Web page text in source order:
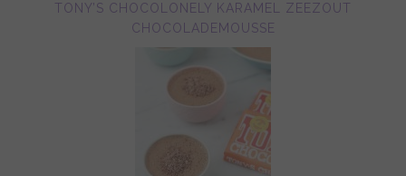
TONY’S CHOCOLONELY KARAMEL ZEEZOUT
CHOCOLADEMOUSSE